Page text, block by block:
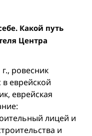
Какой путь
Центра
ровесник
еврейской
еврейская
лицей и
и